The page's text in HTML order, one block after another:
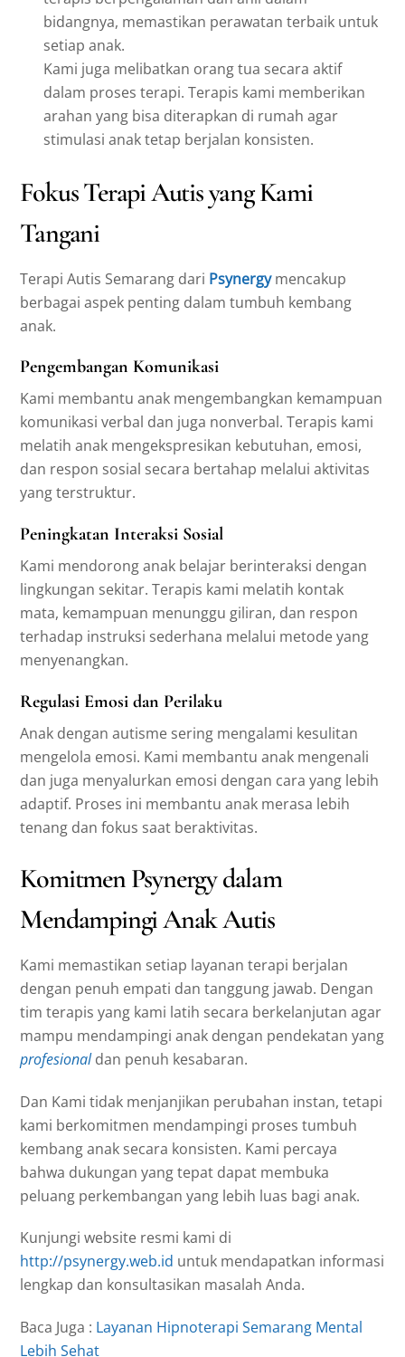
bidangnya, memastikan perawatan terbaik untuk
setiap anak.
Kami juga melibatkan orang tua secara aktif
dalam proses terapi. Terapis kami memberikan
arahan yang bisa diterapkan di rumah agar
stimulasi anak tetap berjalan konsisten.
Fokus Terapi Autis yang Kami
Tangani
Terapi Autis Semarang dari Psynergymencakup
berbagai aspek penting dalam tumbuh kembang
anak.
Pengembangan Komunikasi
Kami membantu anak mengembangkan kemampuan
komunikasi verbal dan juga nonverbal. Terapis kami
melatih anak mengekspresikan kebutuhan, emosi,
dan respon sosial secara bertahap melalui aktivitas
yang terstruktur.
Peningkatan Interaksi Sosial
Kami mendorong anak belajar berinteraksi dengan
lingkungan sekitar. Terapis kami melatih kontak
mata, kemampuan menunggu giliran, dan respon
terhadap instruksi sederhana melalui metode yang
menyenangkan.
Regulasi Emosi dan Perilaku
Anak dengan autisme sering mengalami kesulitan
mengelola emosi. Kami membantu anak mengenali
dan juga menyalurkan emosi dengan cara yang lebih
adaptif. Proses ini membantu anak merasa lebih
tenang dan fokus saat beraktivitas.
Komitmen Psynergy dalam
Mendampingi Anak Autis
Kami memastikan setiap layanan terapi berjalan
dengan penuh empati dan tanggung jawab. Dengan
tim terapis yang kami latih secara berkelanjutan agar
mampu mendampingi anak dengan pendekatan yang
profesionaldan penuh kesabaran.
Dan Kami tidak menjanjikan perubahan instan, tetapi
kami berkomitmen mendampingi proses tumbuh
kembang anak secara konsisten. Kami percaya
bahwa dukungan yang tepat dapat membuka
peluang perkembangan yang lebih luas bagi anak.
Kunjungi website resmi kami di
http://psynergy.web.id untuk mendapatkan informasi
lengkap dan konsultasikan masalah Anda.
Baca Juga : Layanan Hipnoterapi Semarang Mental
Lebih Sehat